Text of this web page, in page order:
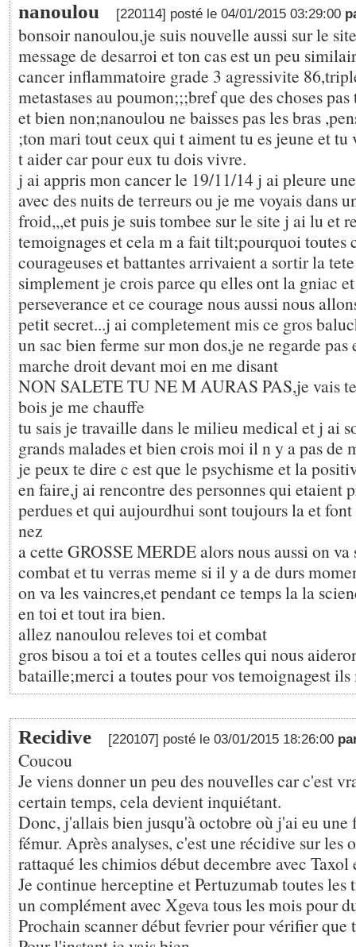
nanoulou [220114] posté le 04/01/2015 03:29:00
bonsoir nanoulou,je suis nouvelle aussi sur le
message de desarroi et ton cas est un peu
cancer inflammatoire grade 3 agressivite
metastases au poumon;;;bref que des choses
et bien non;nanoulou ne baisses pas les bras
;ton mari tout ceux qui t aiment tu es jeune et tu
t aider car pour eux tu dois vivre.
j ai appris mon cancer le 19/11/14 j ai pleure
avec des nuits de terreurs ou je me voyais dans
froid,,,et puis je suis tombee sur le site j ai lu et
temoignages et cela m a fait tilt;pourquoi toutes
courageuses et battantes arrivaient a sortir la
simplement je crois parce qu elles ont la gniac
perseverance et ce courage nous aussi nous
petit secret...j ai completement mis ce gros
un sac bien ferme sur mon dos,je ne regarde pas
marche droit devant moi en me disant
NON SALETE TU NE M AURAS PAS,je vais
bois je me chauffe
tu sais je travaille dans le milieu medical et j ai
grands malades et bien crois moi il n y a pas de
je peux te dire c est que le psychisme et la
en faire,j ai rencontre des personnes qui etaient
perdues et qui aujourdhui sont toujours la et
nez
a cette GROSSE MERDE alors nous aussi on va
combat et tu verras meme si il y a de durs
on va les vaincres,et pendant ce temps la la
en toi et tout ira bien.
allez nanoulou releves toi et combat
gros bisou a toi et a toutes celles qui nous
bataille;merci a toutes pour vos temoignagest
Recidive [220107] posté le 03/01/2015 18:26:00
Coucou
Je viens donner un peu des nouvelles car c'est
certain temps, cela devient inquiétant.
Donc, j'allais bien jusqu'à octobre où j'ai eu une
fémur. Après analyses, c'est une récidive sur les
rattaqué les chimios début decembre avec Taxol
Je continue herceptine et Pertuzumab toutes les
un complément avec Xgeva tous les mois pour
Prochain scanner début fevrier pour vérifier que